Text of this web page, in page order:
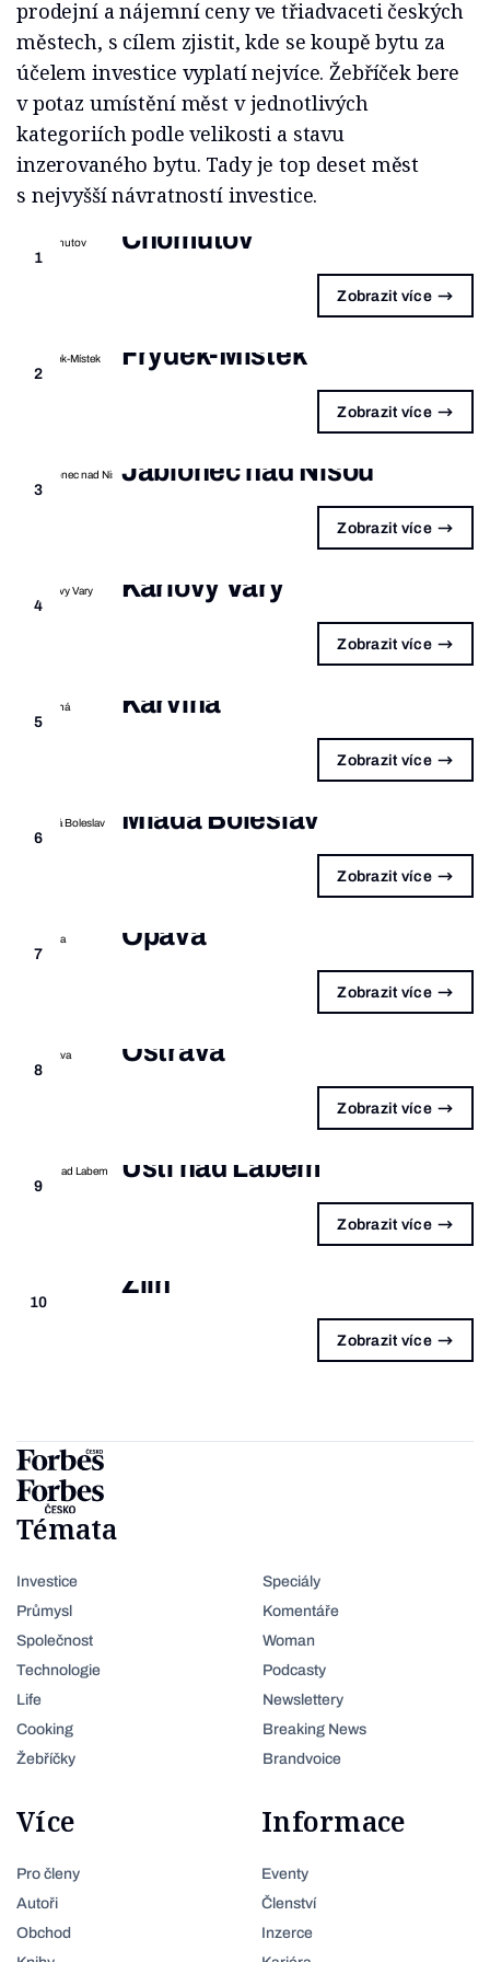
prodejní a nájemní ceny ve třiadvaceti českých
městech, s cílem zjistit, kde se koupě bytu za
účelem investice vyplatí nejvíce. Žebříček bere
v potaz umístění měst v jednotlivých
kategoriích podle velikosti a stavu
inzerovaného bytu. Tady je top deset měst
s nejvyšší návratností investice.
1
Chomutov
Zobrazit více
2
Frýdek-Místek
Zobrazit více
3
Jablonec nad Nisou
Zobrazit více
4
Karlovy Vary
Zobrazit více
5
Karviná
Zobrazit více
6
Mladá Boleslav
Zobrazit více
7
Opava
Zobrazit více
8
Ostrava
Zobrazit více
9
Ústí nad Labem
Zobrazit více
10
Zlín
Zobrazit více
Témata
Investice
Průmysl
Společnost
Technologie
Life
Cooking
Žebříčky
Speciály
Komentáře
Woman
Podcasty
Newslettery
Breaking News
Brandvoice
Více
Pro členy
Autoři
Obchod
Informace
Eventy
Členství
Inzerce